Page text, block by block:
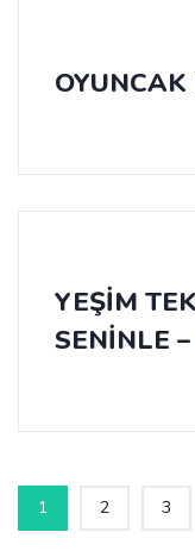
OYUNCAK
YEŞİM
SENİNLE
1 2 3